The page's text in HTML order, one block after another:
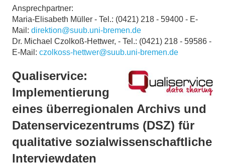
Ansprechpartner:
Maria-Elisabeth Müller - Tel.: (0421) 218 - 59400 - E-
Mail: direktion@suub.uni-bremen.de
Dr. Michael Czolkoß-Hettwer, - Tel.: (0421) 218 - 59586 -
E-Mail: czolkoss-hettwer@suub.uni-bremen.de
Qualiservice:
Implementierung
eines überregionalen Archivs und
Datenservicezentrums (DSZ) für
qualitative sozialwissenschaftliche
lnterviewdaten